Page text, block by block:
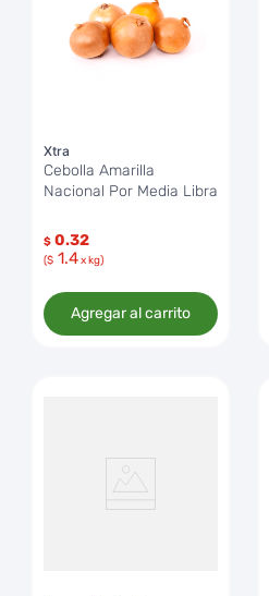
Xtra
Cebolla Amarilla
Nacional Por Media Libra
$ 0.32
($ 1.4x kg)
Agregar al carrito